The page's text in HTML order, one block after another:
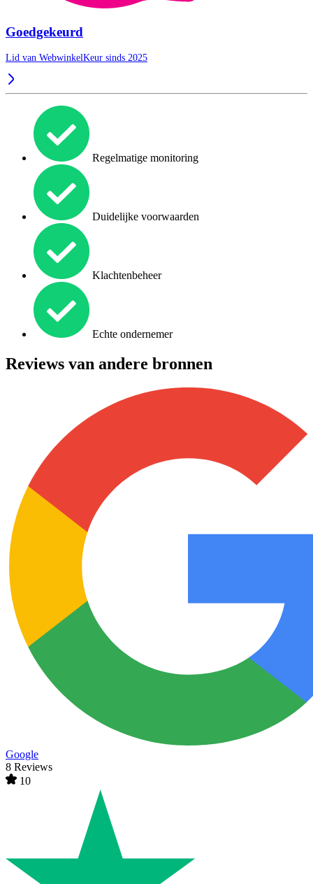
Goedgekeurd
Lid van WebwinkelKeur sinds 2025
Regelmatige monitoring
Duidelijke voorwaarden
Klachtenbeheer
Echte ondernemer
Reviews van andere bronnen
Google
8 Reviews
10